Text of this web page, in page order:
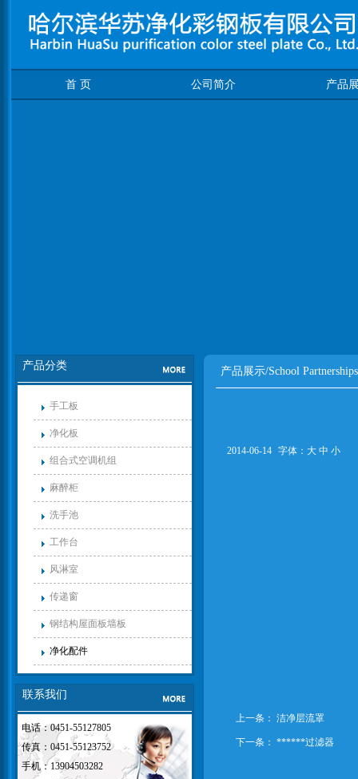
首 页 公司简介 产品
产品分类
手工板
净化板
组合式空调机组
麻醉柜
洗手池
工作台
风淋室
传递窗
钢结构屋面板墙板
净化配件
联系我们
电话：0451-55127805
传真：0451-55123752
手机：13904503282
产品展示/School Partnerships
2014-06-14 字体： 大 中 小
上一条： 洁净层流罩
下一条： ******过滤器